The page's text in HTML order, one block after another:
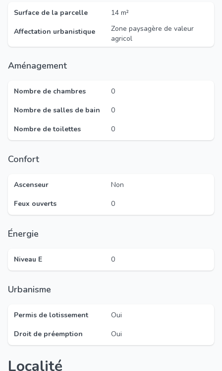
Surface de la parcelle
14 m²
Affectation urbanistique
Zone paysagère de valeur
agricol
Aménagement
Nombre de chambres
0
Nombre de salles de bain
0
Nombre de toilettes
0
Confort
Ascenseur
Non
Feux ouverts
0
Énergie
Niveau E 0
Urbanisme
Permis de lotissement
Oui
Droit de préemption
Oui
Localité